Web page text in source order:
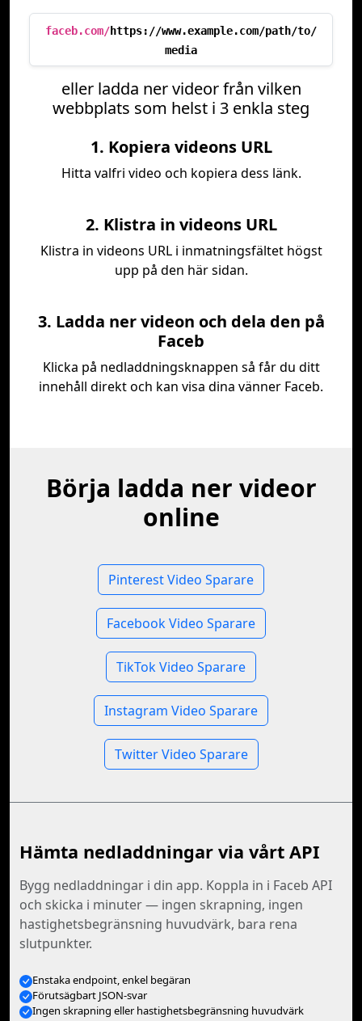
faceb.com/https://www.example.com/path/to/
media
eller ladda ner videor från vilken
webbplats som helst i 3 enkla steg
1. Kopiera videons URL
Hitta valfri video och kopiera dess länk.
2. Klistra in videons URL
Klistra in videons URL i inmatningsfältet högst
upp på den här sidan.
3. Ladda ner videon och dela den på
Faceb
Klicka på nedladdningsknappen så får du ditt
innehåll direkt och kan visa dina vänner Faceb.
Börja ladda ner videor
online
Pinterest Video Sparare
Facebook Video Sparare
TikTok Video Sparare
Instagram Video Sparare
Twitter Video Sparare
Hämta nedladdningar via vårt API
Bygg nedladdningar i din app. Koppla in i Faceb API
och skicka i minuter — ingen skrapning, ingen
hastighetsbegränsning huvudvärk, bara rena
slutpunkter.
Enstaka endpoint, enkel begäran
Förutsägbart JSON-svar
Ingen skrapning eller hastighetsbegränsning huvudvärk